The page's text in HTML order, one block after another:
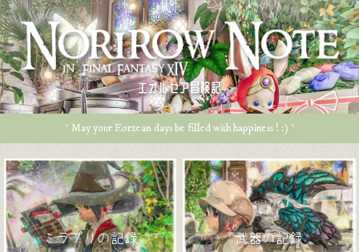
エオルゼア冒険記
* May your Eorzean days be filled with happiness ! :) *
ミラプリの記録 武器の記録